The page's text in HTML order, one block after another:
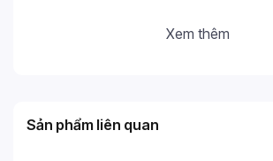
Xem thêm
Sản phẩm liên quan